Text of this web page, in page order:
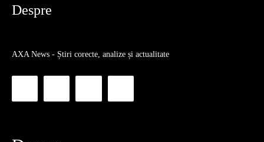
Despre
AXA News - Știri corecte, analize și actualitate